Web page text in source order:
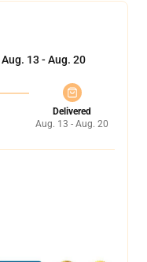
Aug. 13 - Aug. 20
Delivered
Aug. 13 - Aug. 20